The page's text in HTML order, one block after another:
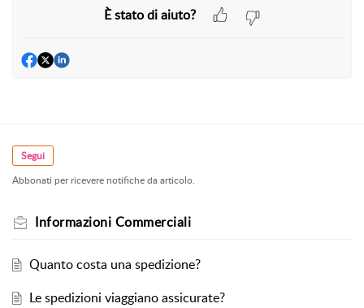
È stato di aiuto?
Segui
Abbonati per ricevere notifiche da articolo.
Informazioni Commerciali
Quanto costa una spedizione?
Le spedizioni viaggiano assicurate?